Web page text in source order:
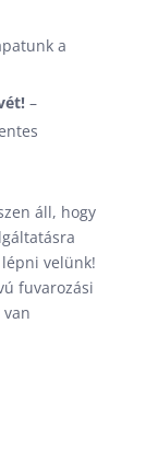
a
–
áll, hogy
velünk!
fuvarozási